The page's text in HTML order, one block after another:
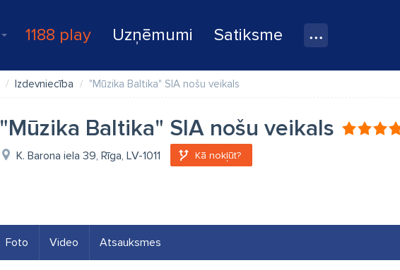
1188 play Uzņēmumi Satiksme
Izdevniecība "Mūzika Baltika" SIA nošu veikals
"Mūzika Baltika" SIA nošu veikals
K. Barona iela 39, Rīga, LV-1011 Kā nokļūt?
Foto Video Atsauksmes